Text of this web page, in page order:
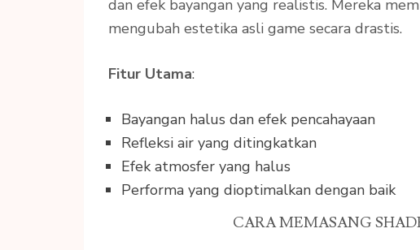
dan efek bayangan yang realistis. Mereka
mengubah estetika asli game secara drastis.
Fitur Utama:
Bayangan halus dan efek pencahayaan
Refleksi air yang ditingkatkan
Efek atmosfer yang halus
Performa yang dioptimalkan dengan baik
CARA MEMASANG